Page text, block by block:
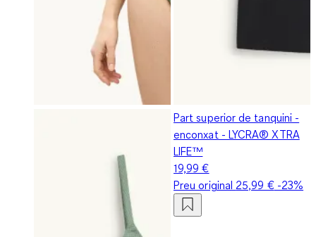
Part superior de tanquini -
enconxat - LYCRA® XTRA
LIFE™
19,99 €
Preu original 25,99 €-23%